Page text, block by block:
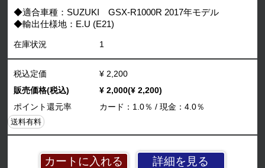
◆適合車種：SUZUKI GSX-R1000R 2017年モデル
◆輸出仕様地：E.U (E21)
在庫状況 1
詳細を見る
税込定価
¥ 2,200
販売価格(税込)
¥ 2,000(¥ 2,200)
ポイント還元率
カード：1.0％ / 現金：4.0％
送料有料